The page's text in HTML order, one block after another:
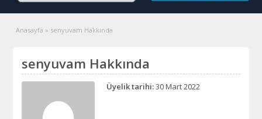
Anasayfa » senyuvam Hakkında
senyuvam Hakkında
Üyelik tarihi:30 Mart 2022